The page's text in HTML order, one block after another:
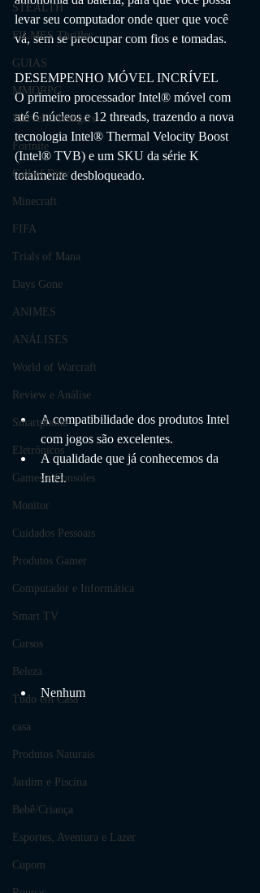
STEALTH
FILMES Thriller
GUIAS
MMORPG
Marvel's Avengers
Fortnite
Call of Duty
Minecraft
FIFA
Trials of Mana
Days Gone
ANIMES
ANÁLISES
World of Warcraft
Review e Análise
Smartphone
Eletrônicos
Games e Consoles
Monitor
Cuidados Pessoais
Produtos Gamer
Computador e Informática
Smart TV
Cursos
Beleza
Tudo em Casa
casa
Produtos Naturais
Jardim e Piscina
Bebê/Criança
Esportes, Aventura e Lazer
Cupom
levar seu computador onde quer que você
vá, sem se preocupar com fios e tomadas.
DESEMPENHO MÓVEL INCRÍVEL
O primeiro processador Intel® móvel com
até 6 núcleos e 12 threads, trazendo a nova
tecnologia Intel® Thermal Velocity Boost
(Intel® TVB) e um SKU da série K
totalmente desbloqueado.
A compatibilidade dos produtos Intel
com jogos são excelentes.
A qualidade que já conhecemos da
Intel.
Nenhum